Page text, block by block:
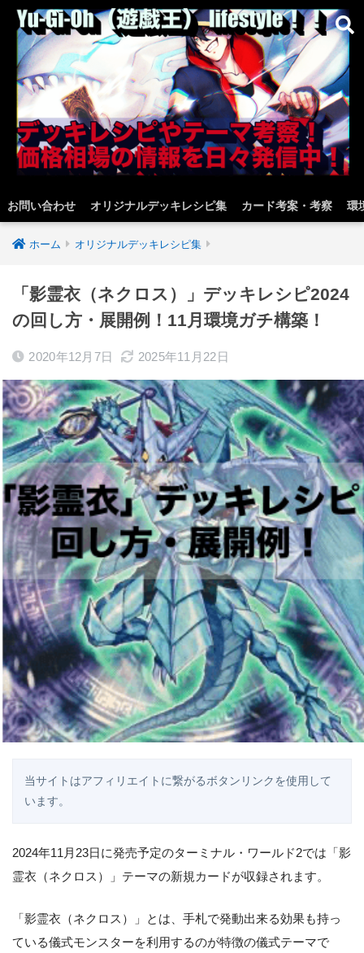
お問い合わせ オリジナルデッキレシピ集 カード考案・考察 環
ホーム オリジナルデッキレシピ集
「影霊衣（ネクロス）」デッキレシピ2024
の回し方・展開例！11月環境ガチ構築！
2020年12月7日 2025年11月22日
当サイトはアフィリエイトに繋がるボタンリンクを使用して
います。
2024年11月23日に発売予定のターミナル・ワールド2では「影
霊衣（ネクロス）」テーマの新規カードが収録されます。
「影霊衣（ネクロス）」とは、手札で発動出来る効果も持っ
ている儀式モンスターを利用するのが特徴の儀式テーマで